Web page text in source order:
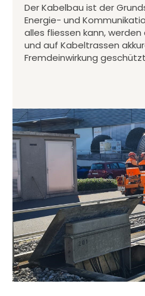
Der Kabelbau ist der
Energie- und
alles fliessen kann, werden
und auf Kabeltrassen
Fremdeinwirkung